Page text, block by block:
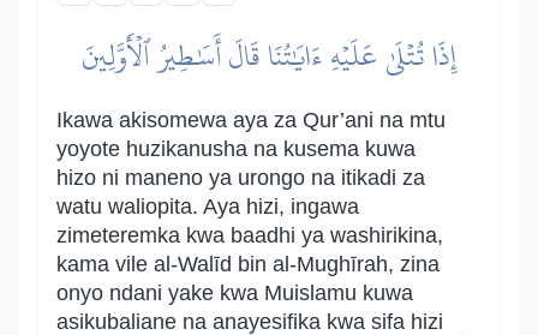
إِذَا تُتۡلَىٰ عَلَيۡهِ ءَايَٰتُنَا قَالَ أَسَٰطِيرُ ٱلۡأَوَّلِينَ
Ikawa akisomewa aya za Qur’ani na mtu
yoyote huzikanusha na kusema kuwa
hizo ni maneno ya urongo na itikadi za
watu waliopita. Aya hizi, ingawa
zimeteremka kwa baadhi ya washirikina,
kama vile al-Walīd bin al-Mughīrah, zina
onyo ndani yake kwa Muislamu kuwa
asikubaliane na anayesifika kwa sifa hizi